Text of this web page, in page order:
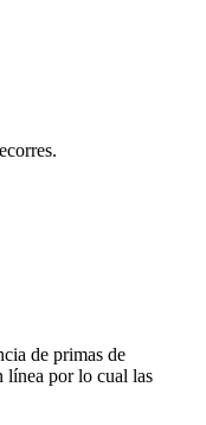
de primas de
línea por lo cual las